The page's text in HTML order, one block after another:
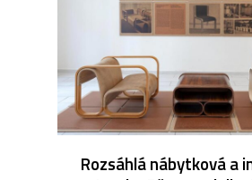
Rozsáhlá nábytková a